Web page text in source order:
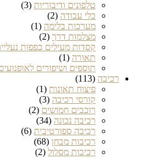
טלפונים ודיבוריות (3)
כלי עבודה (2)
מערכות בלימה (1)
מצלמות דרך (2)
קסדות מעילים כפפות נעליים
תאורה (1)
תוספים ושיפורים
רכיבה (113)
פיצוח תאונות (1)
קורסי רכיבה (3)
רוכבים חמושים (2)
רכיבה נכונה (34)
רכיבה ספורטיבית (6)
רכיבות מבחן (68)
רכיבות מסלול (2)